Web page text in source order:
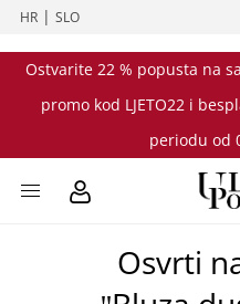
HR |SLO
Ostvarite 22 % popusta na
promo kod LJETO22 i
periodu od
Osvrti